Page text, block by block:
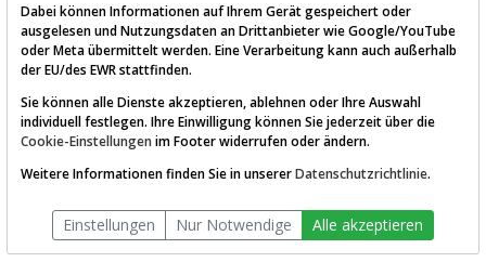
AKTIEN-TERMINAL
Die Aktienanalyse-Plattform von
TraderFox
Dabei können Informationen auf Ihrem Gerät gespeichert oder
ausgelesen und Nutzungsdaten an Drittanbieter wie Google/YouTube
oder Meta übermittelt werden. Eine Verarbeitung kann auch außerhalb
der EU/des EWR stattfinden.
Sie können alle Dienste akzeptieren, ablehnen oder Ihre Auswahl
individuell festlegen. Ihre Einwilligung können Sie jederzeit über die
Cookie-Einstellungen im Footer widerrufen oder ändern.
Weitere Informationen finden Sie in unsererDatenschutzrichtlinie.
Einstellungen Nur Notwendige Alle akzeptieren